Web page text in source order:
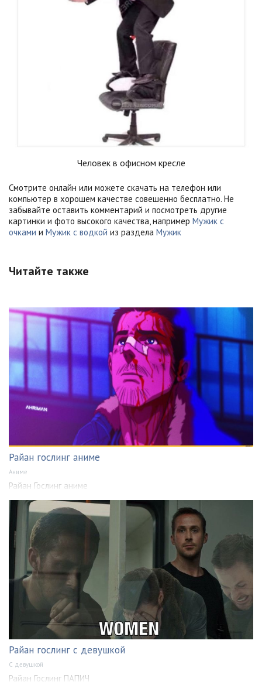
Человек в офисном кресле
Смотрите онлайн или можете скачать на телефон или
компьютер в хорошем качестве совешенно бесплатно. Не
забывайте оставить комментарий и посмотреть другие
картинки и фото высокого качества, например Мужик с
очками и Мужик с водкой из раздела Мужик
Читайте также
Райан гослинг аниме
Аниме
Райан Гослинг аниме
Райан гослинг с девушкой
С девушкой
Райан Гослинг ПАПИЧ